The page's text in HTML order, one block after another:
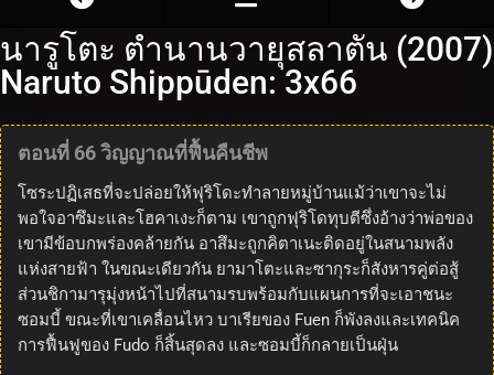
นารูโตะ ตำนานวายุสลาตัน (2007)
Naruto Shippūden: 3x66
ตอนที่ 66 วิญญาณที่ฟื้นคืนชีพ
โซระปฏิเสธที่จะปล่อยให้ฟุริโดะทำลายหมู่บ้านแม้ว่าเขาจะไม่
พอใจอาซึมะและโฮคาเงะก็ตาม เขาถูกฟุริโดทุบตีซึ่งอ้างว่าพ่อของ
เขามีข้อบกพร่องคล้ายกัน อาสึมะถูกคิตาเนะติดอยู่ในสนามพลัง
แห่งสายฟ้า ในขณะเดียวกัน ยามาโตะและซากุระก็สังหารคู่ต่อสู้
ส่วนชิกามารุมุ่งหน้าไปที่สนามรบพร้อมกับแผนการที่จะเอาชนะ
ซอมบี้ ขณะที่เขาเคลื่อนไหว บาเรียของ Fuen ก็พังลงและเทคนิค
การฟื้นฟูของ Fudo ก็สิ้นสุดลง และซอมบี้ก็กลายเป็นฝุ่น